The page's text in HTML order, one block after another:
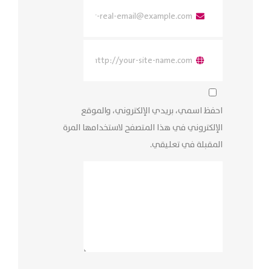
احفظ اسمي، بريدي الإلكتروني، والموقع
الإلكتروني في هذا المتصفح لاستخدامها المرة
المقبلة في تعليقي.